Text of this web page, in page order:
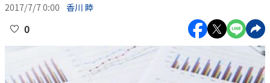
2017/7/7 0:00 香川 睦
0